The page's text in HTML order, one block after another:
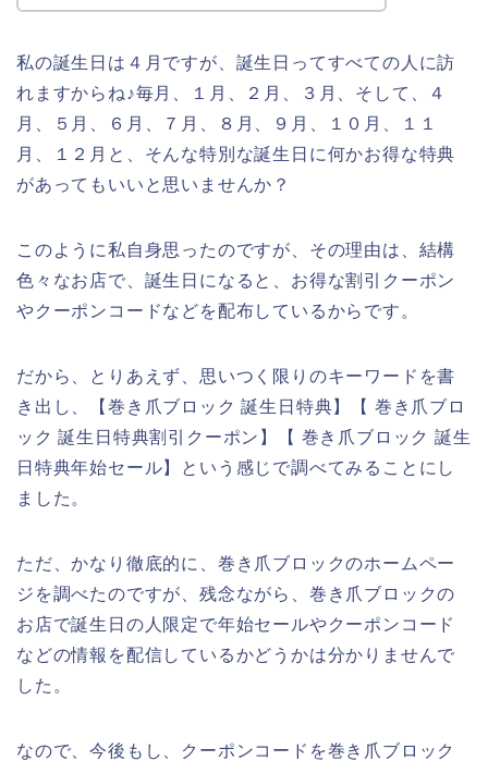
私の誕生日は４月ですが、誕生日ってすべての人に訪
れますからね♪毎月、１月、２月、３月、そして、４
月、５月、６月、７月、８月、９月、１０月、１１
月、１２月と、そんな特別な誕生日に何かお得な特典
があってもいいと思いませんか？
このように私自身思ったのですが、その理由は、結構
色々なお店で、誕生日になると、お得な割引クーポン
やクーポンコードなどを配布しているからです。
だから、とりあえず、思いつく限りのキーワードを書
き出し、【巻き爪ブロック 誕生日特典】【 巻き爪ブロ
ック 誕生日特典割引クーポン】【 巻き爪ブロック 誕生
日特典年始セール】という感じで調べてみることにし
ました。
ただ、かなり徹底的に、巻き爪ブロックのホームペー
ジを調べたのですが、残念ながら、巻き爪ブロックの
お店で誕生日の人限定で年始セールやクーポンコード
などの情報を配信しているかどうかは分かりませんで
した。
なので、今後もし、クーポンコードを巻き爪ブロック